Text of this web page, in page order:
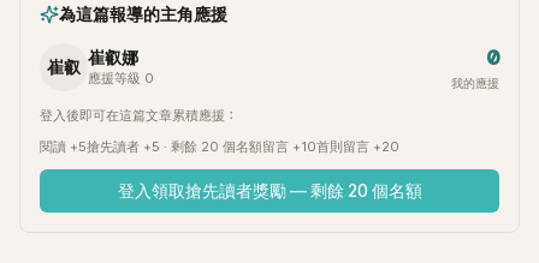
為這篇報導的主角應援
崔叡 崔叡娜
應援等級 0
0
我的應援
登入後即可在這篇文章累積應援：
閱讀 +5搶先讀者 +5 · 剩餘 20 個名額留言 +10首則留言 +20
登入領取搶先讀者獎勵 — 剩餘 20 個名額